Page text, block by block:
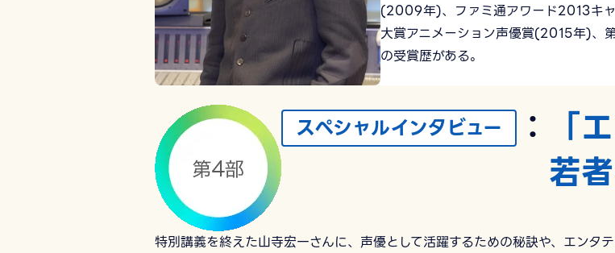
(2009年)、ファミ通アワード2013キ
大賞アニメーション声優賞(2015年)、
の受賞歴がある。
スペシャルインタビュー ：
「
若者
特別講義を終えた山寺宏一さんに、声優として活躍するための秘訣や、エンタ